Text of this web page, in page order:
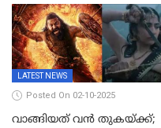
സമൂഹമാധ്യമത്തിൽ കുറിപ്പ്
LATEST NEWS
Posted On 02-10-2025
വാങ്ങിയത് വൻ തുകയ്ക്ക്;